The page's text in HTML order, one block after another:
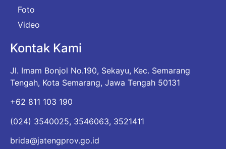
Foto
Video
Kontak Kami
Jl. Imam Bonjol No.190, Sekayu, Kec. Semarang
Tengah, Kota Semarang, Jawa Tengah 50131
+62 811 103 190
(024) 3540025, 3546063, 3521411
brida@jatengprov.go.id